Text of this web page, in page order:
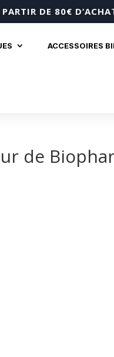
PARTIR DE 80€ D’ACHA
ACCESSOIRES
de